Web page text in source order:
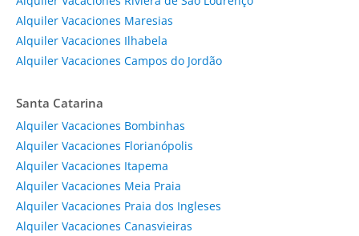
Alquiler Vacaciones Maresias
Alquiler Vacaciones Ilhabela
Alquiler Vacaciones Campos do Jordão
Santa Catarina
Alquiler Vacaciones Bombinhas
Alquiler Vacaciones Florianópolis
Alquiler Vacaciones Itapema
Alquiler Vacaciones Meia Praia
Alquiler Vacaciones Praia dos Ingleses
Alquiler Vacaciones Canasvieiras